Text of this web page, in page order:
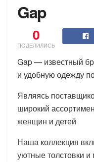
Gap
0
ПОДЕЛИЛИСЬ
Gap — известный
и удобную одежду
Являясь
широкий
женщин и детей
Наша коллекция
уютные толстовки